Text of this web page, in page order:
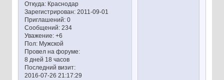
Откуда:Краснодар
Зарегистрирован: 2011-09-01
Приглашений:0
Сообщений:234
Уважение: +6
Пол:Мужской
Провел на форуме:
8 дней 18 часов
Последний визит:
2016-07-26 21:17:29